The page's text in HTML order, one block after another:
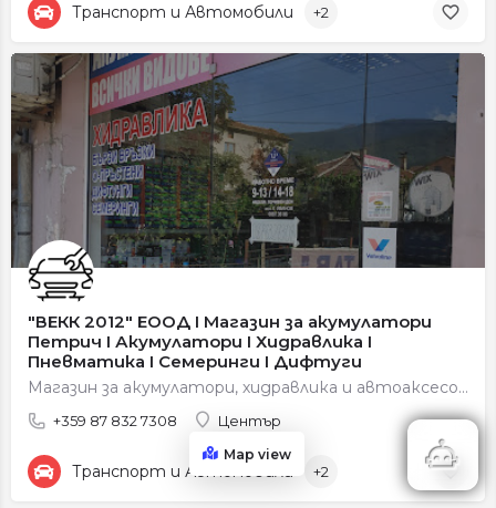
Транспорт и Автомобили +2
"ВЕКК 2012" ЕООД І Магазин за акумулатори
Петрич І Акумулатори І Хидравлика І
Пневматика І Семеринги І Дифтуги
Магазин за акумулатори, хидравлика и автоаксесоари.
+359 87 832 7308 Център
Транспорт и Автомобили +2
Map view